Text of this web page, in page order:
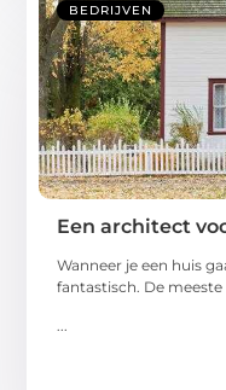
BEDRIJVEN
Een architect
Wanneer je een huis
fantastisch. De
...